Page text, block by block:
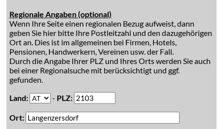
Regionale Angaben (optional)
Wenn Ihre Seite einen regionalen Bezug aufweist, dann
geben Sie hier bitte Ihre Postleitzahl und den dazugehörigen
Ort an. Dies ist im allgemeinen bei Firmen, Hotels,
Pensionen, Handwerkern, Vereinen usw. der Fall.
Durch die Angabe Ihrer PLZ und Ihres Orts werden Sie auch
bei einer Regionalsuche mit berücksichtigt und ggf.
gefunden.
Land:
- PLZ:
Ort: